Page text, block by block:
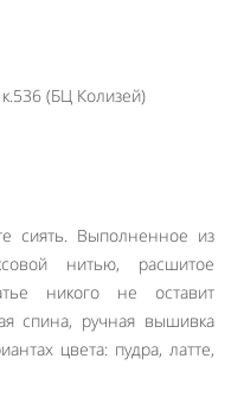
(БЦ Колизей)
сиять. Выполненное из
нитью, расшитое
никого не оставит
спина, ручная вышивка
цвета: пудра, латте,